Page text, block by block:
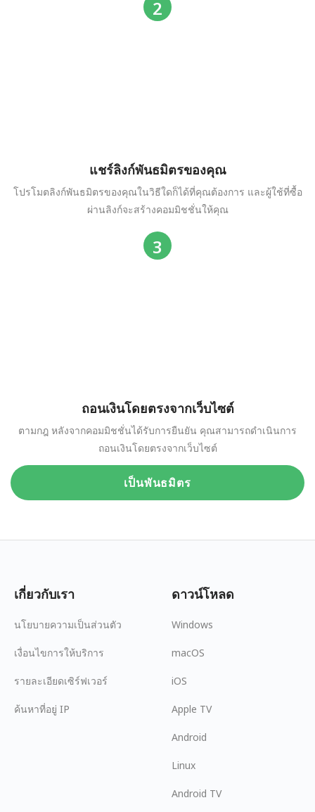
แชร์ลิงก์พันธมิตรของคุณ
โปรโมตลิงก์พันธมิตรของคุณในวิธีใดก็ได้ที่คุณต้องการ และผู้ใช้ที่ซื้อ
ผ่านลิงก์จะสร้างคอมมิชชั่นให้คุณ
ถอนเงินโดยตรงจากเว็บไซต์
ตามกฎ หลังจากคอมมิชชั่นได้รับการยืนยัน คุณสามารถดำเนินการ
ถอนเงินโดยตรงจากเว็บไซต์
เป็นพันธมิตร
เกี่ยวกับเรา
นโยบายความเป็นส่วนตัว
เงื่อนไขการให้บริการ
รายละเอียดเซิร์ฟเวอร์
ค้นหาที่อยู่ IP
ดาวน์โหลด
Windows
macOS
iOS
Apple TV
Android
Linux
Android TV